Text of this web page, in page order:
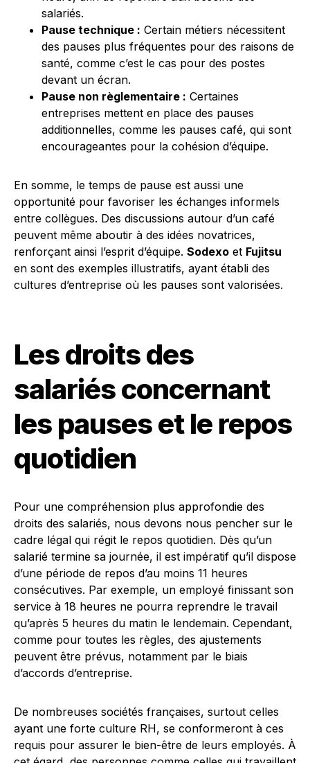
salariés.
Pause technique : Certain métiers nécessitent
des pauses plus fréquentes pour des raisons de
santé, comme c’est le cas pour des postes
devant un écran.
Pause non règlementaire : Certaines
entreprises mettent en place des pauses
additionnelles, comme les pauses café, qui sont
encourageantes pour la cohésion d’équipe.
En somme, le temps de pause est aussi une
opportunité pour favoriser les échanges informels
entre collègues. Des discussions autour d’un café
peuvent même aboutir à des idées novatrices,
renforçant ainsi l’esprit d’équipe. Sodexo et Fujitsu
en sont des exemples illustratifs, ayant établi des
cultures d’entreprise où les pauses sont valorisées.
Les droits des
salariés concernant
les pauses et le repos
quotidien
Pour une compréhension plus approfondie des
droits des salariés, nous devons nous pencher sur le
cadre légal qui régit le repos quotidien. Dès qu’un
salarié termine sa journée, il est impératif qu’il dispose
d’une période de repos d’au moins 11 heures
consécutives. Par exemple, un employé finissant son
service à 18 heures ne pourra reprendre le travail
qu’après 5 heures du matin le lendemain. Cependant,
comme pour toutes les règles, des ajustements
peuvent être prévus, notamment par le biais
d’accords d’entreprise.
De nombreuses sociétés françaises, surtout celles
ayant une forte culture RH, se conformeront à ces
requis pour assurer le bien-être de leurs employés. À